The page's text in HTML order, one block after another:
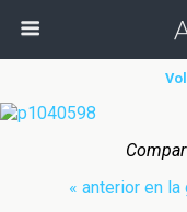
« anterior en la